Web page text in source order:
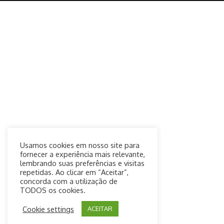
Usamos cookies em nosso site para
fornecer a experiência mais relevante,
lembrando suas preferências e visitas
repetidas. Ao clicar em “Aceitar”,
concorda com a utilização de
TODOS os cookies.
Cookie settings ACEITAR